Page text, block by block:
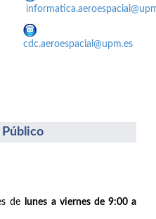
cdc.aeroespacial@upm.es
de
lunes a viernes de 9:00 a